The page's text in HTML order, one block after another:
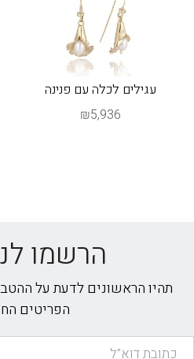
עגילים לכלה עם פנינה
₪5,936
הרשמו
תהיו הראשונים לדעת על
הפריטים